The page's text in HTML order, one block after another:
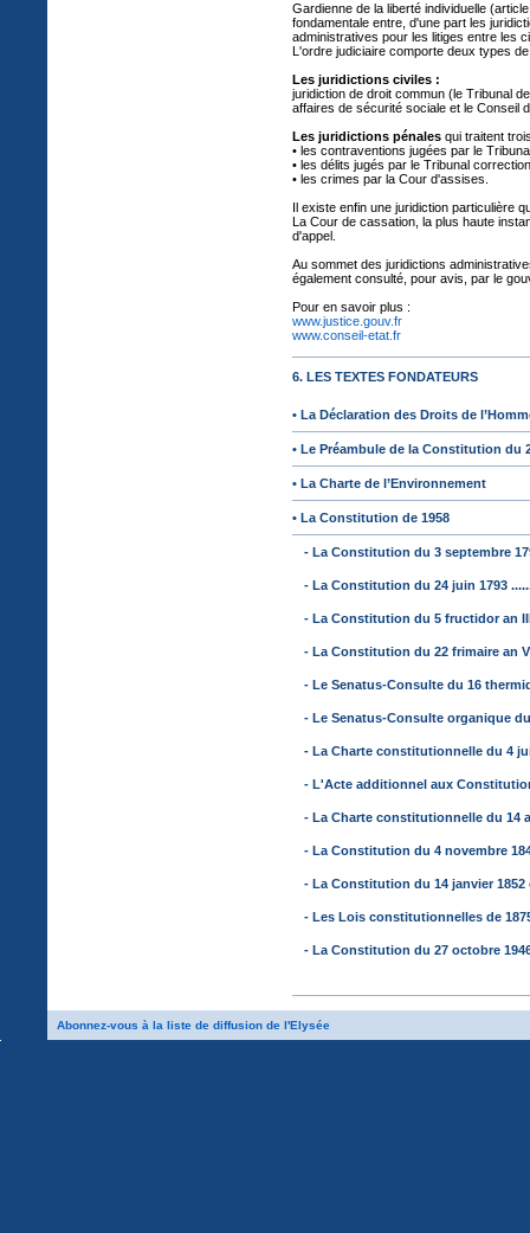
Gardienne de la liberté individuelle
fondamentale entre, d'une part les
administratives pour les litiges entre les
L'ordre judiciaire comporte deux types
Les juridictions civiles :
juridiction de droit commun (le Tribunal
affaires de sécurité sociale et le Conseil
Les juridictions pénales qui traitent
• les contraventions jugées par le
• les délits jugés par le Tribunal
• les crimes par la Cour d'assises.
Il existe enfin une juridiction particulière
La Cour de cassation, la plus haute
d'appel.
Au sommet des juridictions
également consulté, pour avis, par le
Pour en savoir plus :
www.justice.gouv.fr
www.conseil-etat.fr
6. LES TEXTES FONDATEURS
• La Déclaration des Droits de
• Le Préambule de la Constitution du
• La Charte de l’Environnement
• La Constitution de 1958
- La Constitution du 3 septembre
- La Constitution du 24 juin 1793
- La Constitution du 5 fructidor an III
- La Constitution du 22 frimaire an
- Le Senatus-Consulte du 16
- Le Senatus-Consulte organique du
- La Charte constitutionnelle du 4
- L'Acte additionnel aux
- La Charte constitutionnelle du 14
- La Constitution du 4 novembre
- La Constitution du 14 janvier 1852
- Les Lois constitutionnelles de 1875
- La Constitution du 27 octobre 1946
Abonnez-vous à la liste de diffusion de l'Elysée